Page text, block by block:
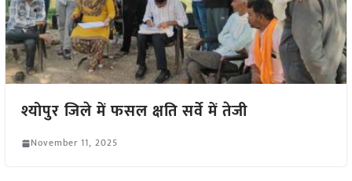
श्योपुर जिले में फसल क्षति सर्वे में तेजी
November 11, 2025